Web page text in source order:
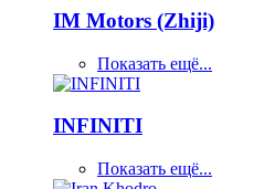
IM Motors (Zhiji)
Показать ещё...
INFINITI
Показать ещё...